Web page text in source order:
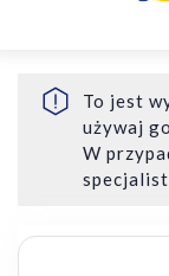
To jest
używaj
W